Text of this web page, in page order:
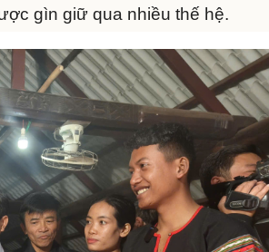
gìn giữ qua nhiều thế hệ.